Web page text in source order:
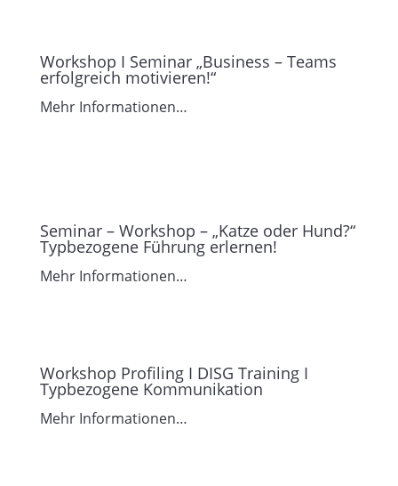
Workshop I Seminar „Business – Teams
erfolgreich motivieren!“
Mehr Informationen…
Seminar – Workshop – „Katze oder Hund?“
Typbezogene Führung erlernen!
Mehr Informationen…
Workshop Profiling I DISG Training I
Typbezogene Kommunikation
Mehr Informationen…